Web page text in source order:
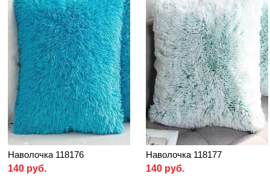
Наволочка 118176
140 руб.
Наволочка 118177
140 руб.